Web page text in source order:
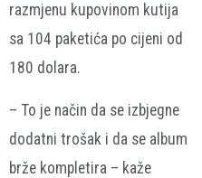
razmjenu kupovinom kutija
sa 104 paketića po cijeni od
180 dolara.
– To je način da se izbjegne
dodatni trošak i da se album
brže kompletira – kaže